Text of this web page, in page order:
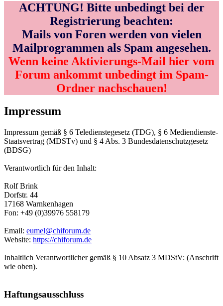
ACHTUNG! Bitte unbedingt bei der
Registrierung beachten:
Mails von Foren werden von vielen
Mailprogrammen als Spam angesehen.
Wenn keine Aktivierungs-Mail hier vom
Forum ankommt unbedingt im Spam-
Ordner nachschauen!
Impressum
Impressum gemäß § 6 Teledienstegesetz (TDG), § 6 Mediendienste-
Staatsvertrag (MDSTv) und § 4 Abs. 3 Bundesdatenschutzgesetz
(BDSG)
Verantwortlich für den Inhalt:
Rolf Brink
Dorfstr. 44
17168 Warnkenhagen
Fon: +49 (0)39976 558179
Email: eumel@chiforum.de
Website: https://chiforum.de
Inhaltlich Verantwortlicher gemäß § 10 Absatz 3 MDStV: (Anschrift
wie oben).
Haftungsausschluss